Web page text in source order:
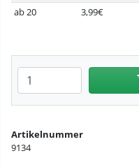
ab 20
3,99€
Anzahl eingeben
Artikelnummer
9134